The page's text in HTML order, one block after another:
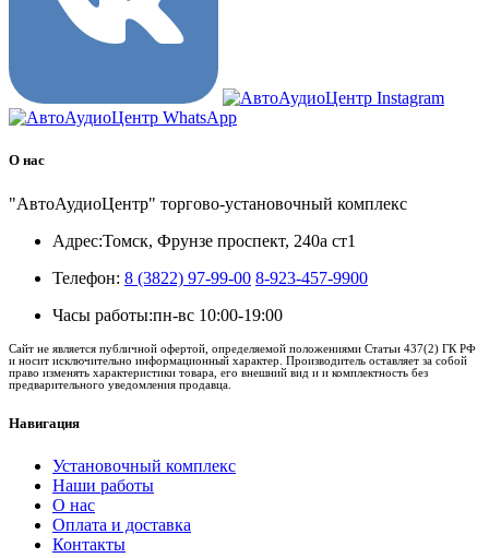
О нас
"АвтоАудиоЦентр" торгово-установочный комплекс
Адрес:Томск, Фрунзе проспект, 240а ст1
Телефон: 8 (3822) 97-99-00 8-923-457-9900
Часы работы:пн-вс 10:00-19:00
Сайт не является публичной офертой, определяемой положениями Статьи 437(2) ГК РФ
и носит исключительно информационный характер. Производитель оставляет за собой
право изменять характеристики товара, его внешний вид и и комплектность без
предварительного уведомления продавца.
Навигация
Установочный комплекс
Наши работы
О нас
Оплата и доставка
Контакты